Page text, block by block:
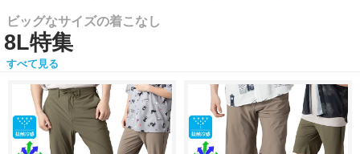
ビッグなサイズの着こなし
8L特集
すべて見る